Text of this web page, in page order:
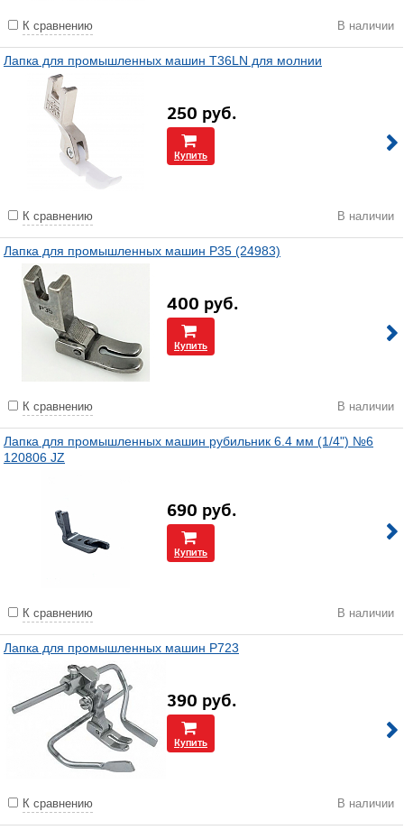
К сравнению В наличии
Лапка для промышленных машин T36LN для молнии
250 руб.
Купить
К сравнению В наличии
Лапка для промышленных машин P35 (24983)
400 руб.
Купить
К сравнению В наличии
Лапка для промышленных машин рубильник 6.4 мм (1/4") №6
120806 JZ
690 руб.
Купить
К сравнению В наличии
Лапка для промышленных машин P723
390 руб.
Купить
К сравнению В наличии